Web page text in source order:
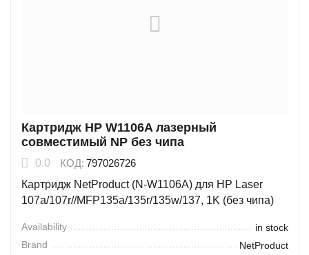
Картридж HP W1106A лазерный
совместимый NP без чипа
0.0 КОД: 797026726
Картридж NetProduct (N-W1106A) для HP Laser
107a/107r//MFP135a/135r/135w/137, 1K (без чипа)
Availability
in stock
Brand
NetProduct